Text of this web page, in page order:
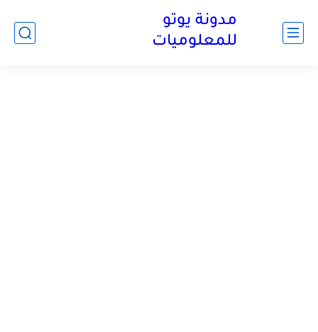
مدونة يوتو
للمعلوميات